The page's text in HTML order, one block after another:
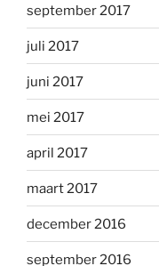
september 2017
juli 2017
juni 2017
mei 2017
april 2017
maart 2017
december 2016
september 2016